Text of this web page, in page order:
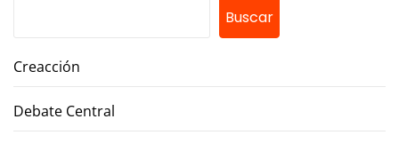
Buscar
Creacción
Debate Central